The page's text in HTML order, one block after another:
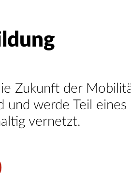
Zukunft der
werde Teil eines
vernetzt.